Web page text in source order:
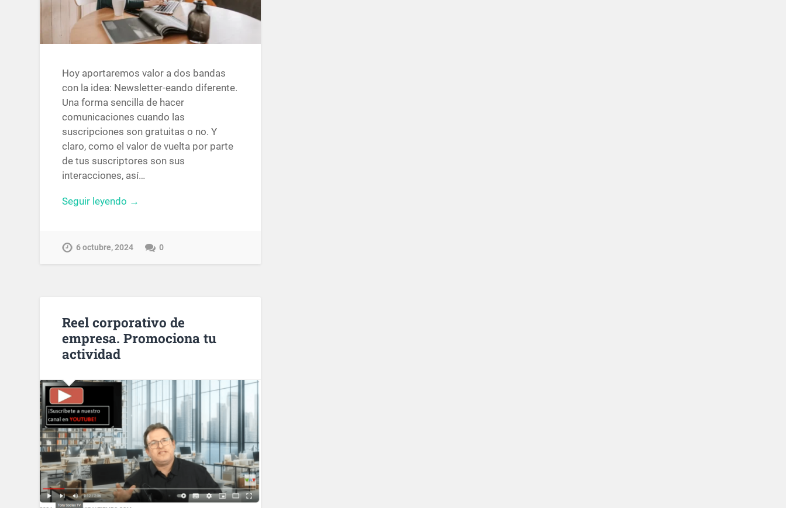
Hoy aportaremos valor a dos bandas
con la idea: Newsletter-eando diferente.
Una forma sencilla de hacer
comunicaciones cuando las
suscripciones son gratuitas o no. Y
claro, como el valor de vuelta por parte
de tus suscriptores son sus
interacciones, así…
Seguir leyendo →
6 octubre, 2024 0
Reel corporativo de
empresa. Promociona tu
actividad